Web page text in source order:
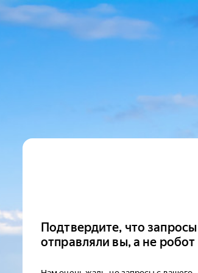
Подтвердите, что запросы
отправляли вы, а не робот